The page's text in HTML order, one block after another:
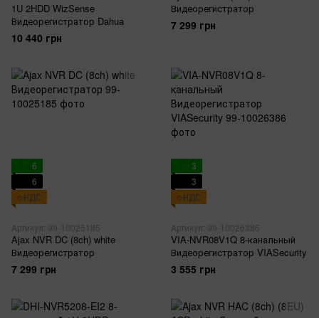
1U 2HDD WizSense
Видеорегистратор Dahua
10 440 грн
Видеорегистратор
7 299 грн
6
6
с НДС
Артикул: 99-10025185
Ajax NVR DC (8ch) white
Видеорегистратор
7 299 грн
3
3
с НДС
Артикул: 99-10026386
VIA-NVR08V1Q 8-канальный
Видеорегистратор VIASecurity
3 555 грн